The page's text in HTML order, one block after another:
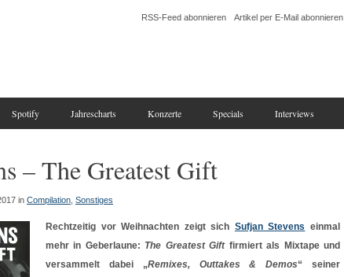
RSS-Feed abonnieren Artikel per E-Mail abonnieren
Spotify Jahrescharts Konzerte Specials Interviews
– The Greatest Gift
in Compilation Sonstiges
Rechtzeitig vor Weihnachten zeigt sich Sufjan Stevens einmal
mehr in Geberlaune: The Greatest Giftfirmiert als Mixtape und
versammelt dabei „Remixes, Outtakes & Demos“ seiner